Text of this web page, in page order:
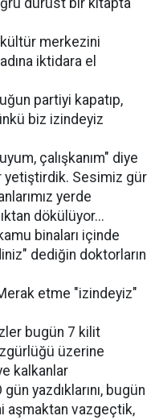
dürüst bir kitapta
kültür merkezini
iktidara el
partiyi kapatıp,
biz izindeyiz
çalışkanım" diye
yetiştirdik. Sesimiz gür
yerde
dökülüyor...
binaları içinde
dediğin doktorların
etme "izindeyiz"
bugün 7 kilit
üzerine
kalkanlar
yazdıklarını, bugün
aşmaktan vazgeçtik,